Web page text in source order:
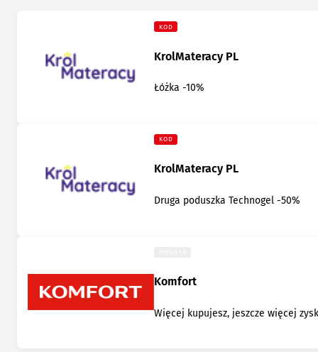
KOD
KrolMateracy PL
Łóżka -10%
KOD
KrolMateracy PL
Druga poduszka Technogel -50%
Komfort
Więcej kupujesz, jeszcze więcej